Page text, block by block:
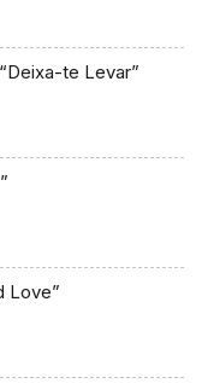
te Levar”
Love”